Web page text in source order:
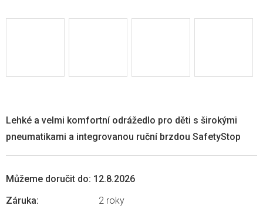
Můžeme doručit do: 12.8.2026
Záruka: 2 roky
Lehké a velmi komfortní odrážedlo pro děti s širokými
pneumatikami a integrovanou ruční brzdou SafetyStop